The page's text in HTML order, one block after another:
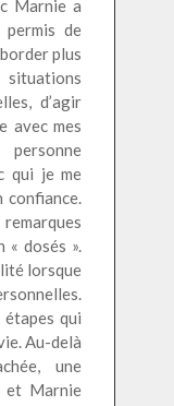
Marnie a
permis de
plus
d’agir
avec mes
qui je me
confiance.
dosés ».
lorsque
étapes qui
Au-delà
une
et Marnie